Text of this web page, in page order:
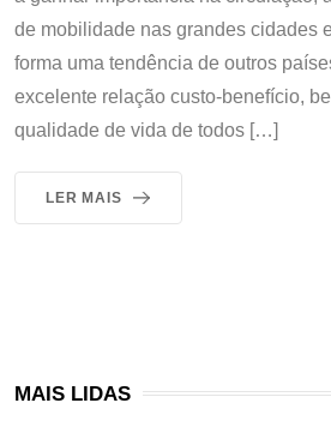
de mobilidade nas grandes cidades
forma uma tendência de outros
excelente relação custo-benefício,
qualidade de vida de todos […]
LER MAIS
MAIS LIDAS